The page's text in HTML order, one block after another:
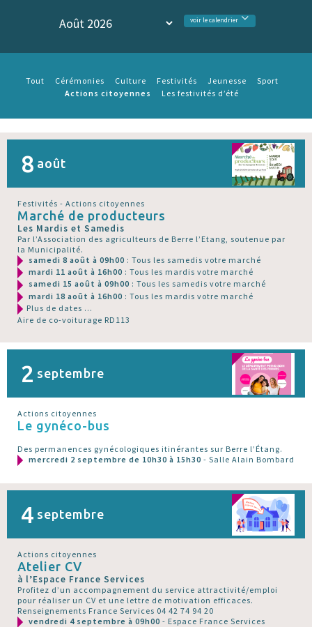
voir le calendrier
Tout Cérémonies Culture Festivités Jeunesse
Sport
Actions citoyennes
Les festivités d’été
8 août
Festivités - Actions citoyennes
Marché de producteurs
Les Mardis et Samedis
Par l’Association des agriculteurs de Berre l’Etang, soutenue par
la Municipalité.
samedi 8 août à 09h00 : Tous les samedis votre marché
mardi 11 août à 16h00 : Tous les mardis votre marché
samedi 15 août à 09h00 : Tous les samedis votre marché
mardi 18 août à 16h00 : Tous les mardis votre marché
Plus de dates ...
Aire de co-voiturage RD113
2 septembre
Actions citoyennes
Le gynéco-bus
Des permanences gynécologiques itinérantes sur Berre l’Étang.
mercredi 2 septembre de 10h30 à 15h30 - Salle Alain Bombard
4 septembre
Actions citoyennes
Atelier CV
à l’Espace France Services
Profitez d’un accompagnement du service attractivité/emploi
pour réaliser un CV et une lettre de motivation efficaces.
Renseignements France Services 04 42 74 94 20
vendredi 4 septembre à 09h00 - Espace France Services